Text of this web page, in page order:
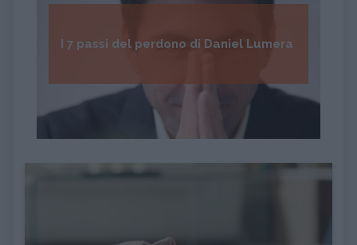
I 7 passi del perdono di Daniel Lumera